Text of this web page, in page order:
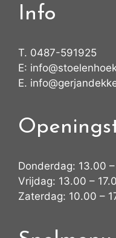
Info
T. 0487-591925
E:
E.
Donderdag: 13.00
Vrijdag: 13.00 –
Zaterdag: 10.00 –